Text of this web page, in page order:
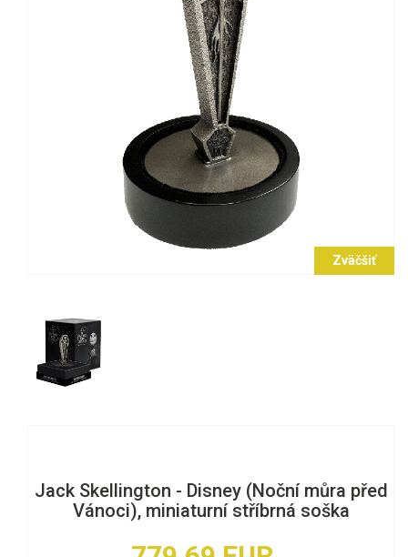
Zväčšiť
Jack Skellington - Disney (Noční můra před
Vánoci), miniaturní stříbrná soška